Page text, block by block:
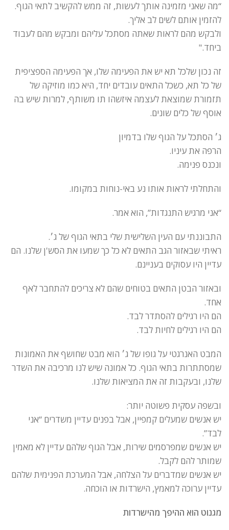
“מה שאני מזמינה אותך לעשות, זה ממש להקשיב לתאי הגוף.
להזמין אותם לשים לב אליך.
ולבקש מהם לראות שאתה מסתכל עליהם ומבקש מהם לעבוד
ביחד."
זה נכון שלכל תא יש את הפעימה שלו, אך הפעימה הספציפית
של כל תא, כשכל התאים עובדים יחד, היא כמו מוזיקה של
תזמורת שמוצאת לעצמה איזשהו תו משותף, למרות שיש בה
אוסף של כלים שונים.
ג׳ הסתכל על הגוף שלו בדמיון
הרפה את עיניו.
ונכנס פנימה.
והתחלתי לראות אותו נע באי-נוחות במקומו.
“אני מרגיש התנגדות”, הוא אמר.
התבוננתי עם העין השלישית שלי בתאי הגוף של ג׳.
ראיתי שבאזור הגב התאים לא כל כך שמעו את הסש'ן שלנו. הם
עדיין היו עסוקים בעניינם.
ובאזור הבטן התאים בטוחים שהם לא צריכים להתחבר לאף
אחד.
הם היו רגילים להסתדר לבד.
הם היו רגילים לחיות לבד.
המבט האנרגטי על גופו של ג׳ הוא מבט שחושף את האמונות
שמסתתרות בתאי הגוף. כל אמונה שיש לנו מרכיבה את השדר
שלנו, ובעקבות זה את המציאות שלנו.
ובשפה עסקית פשוטה יותר:
יש אנשים שמעלים קמפיין, אבל בפנים עדיין משדרים “אני
לבד”.
יש אנשים שמפרסמים שירות, אבל הגוף שלהם עדיין לא מאמין
שמותר להם לקבל.
יש אנשים שמדברים על הצלחה, אבל המערכת הפנימית שלהם
עדיין ערוכה למאמץ, הישרדות או הוכחה.
מגנוט הוא ההיפך מהישרדות